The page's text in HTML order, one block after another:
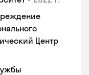
Центр